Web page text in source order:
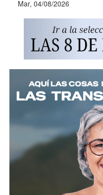
Mar, 04/08/2026